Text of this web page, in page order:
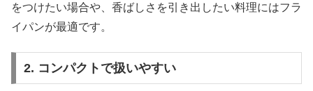
をつけたい場合や、香ばしさを引き出したい料理にはフラ
イパンが最適です。
2. コンパクトで扱いやすい